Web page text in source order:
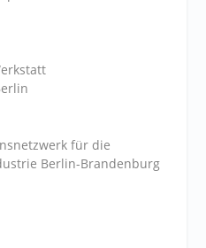
für die
Berlin-Brandenburg